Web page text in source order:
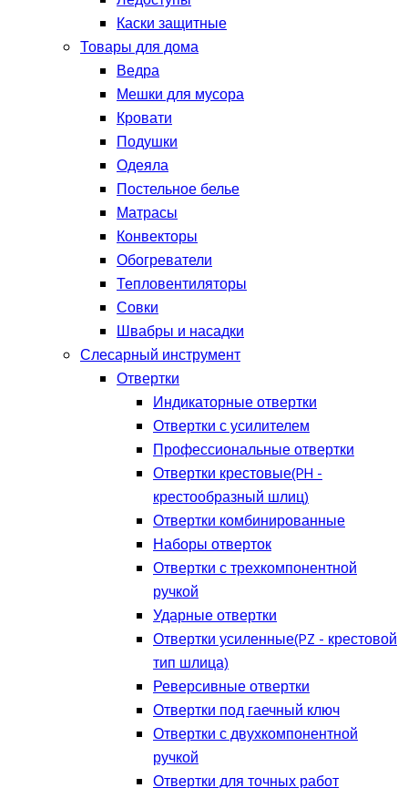
Каски защитные
Товары для дома
Ведра
Мешки для мусора
Кровати
Подушки
Одеяла
Постельное белье
Матрасы
Конвекторы
Обогреватели
Тепловентиляторы
Совки
Швабры и насадки
Слесарный инструмент
Отвертки
Индикаторные отвертки
Отвертки с усилителем
Профессиональные отвертки
Отвертки крестовые(PH -
крестообразный шлиц)
Отвертки комбинированные
Наборы отверток
Отвертки с трехкомпонентной
ручкой
Ударные отвертки
Отвертки усиленные(PZ - крестовой
тип шлица)
Реверсивные отвертки
Отвертки под гаечный ключ
Отвертки с двухкомпонентной
ручкой
Отвертки для точных работ